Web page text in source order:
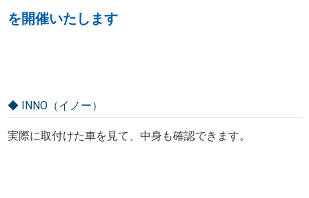
を開催いたします
◆ INNO（イノー）
実際に取付けた車を見て、中身も確認できます。